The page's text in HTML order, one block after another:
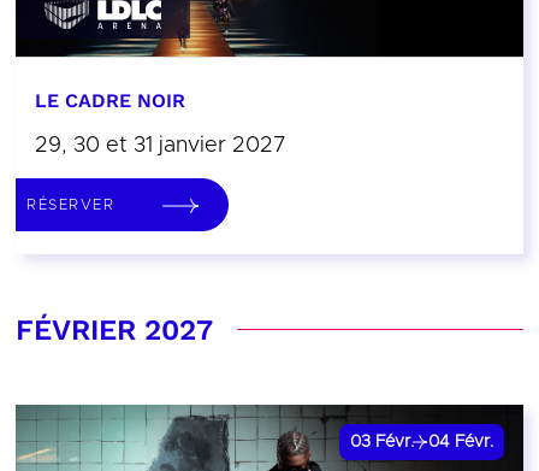
LE CADRE NOIR
29, 30 et 31 janvier 2027
RÉSERVER
FÉVRIER 2027
03 Févr. 04 Févr.